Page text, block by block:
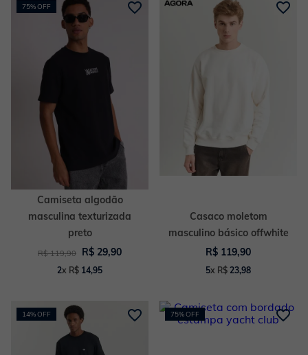
75%OFF
Camiseta algodão
masculina texturizada
preto
R$ 119,90 R$ 29,90
2x R$ 14,95
Casaco moletom
masculino básico offwhite
R$ 119,90
5x R$ 23,98
14%OFF 75%OFF